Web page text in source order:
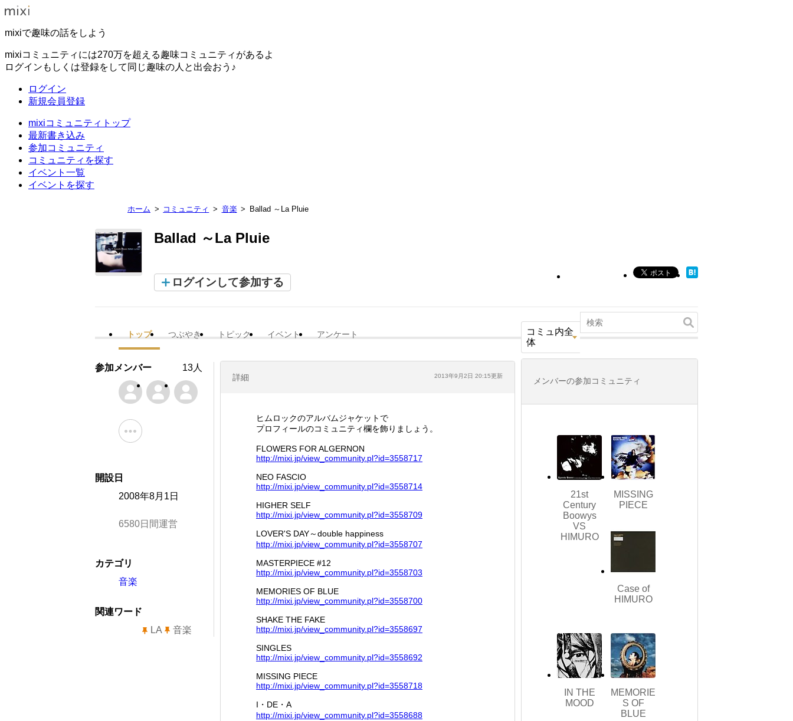
mixiで趣味の話をしよう
mixiコミュニティには270万を超える趣味コミュニティがあるよ
ログインもしくは登録をして同じ趣味の人と出会おう♪
ログイン
新規会員登録
mixiコミュニティトップ
最新書き込み
参加コミュニティ
コミュニティを探す
イベント一覧
イベントを探す
ホーム コミュニティ 音楽 Ballad ～La Pluie
Ballad ～La Pluie
ログインして参加する
トップ つぶやき トピック イベント アンケート
コミュ内全
体
詳細 2013年9月2日 20:15更新
ヒムロックのアルバムジャケットで
プロフィールのコミュニティ欄を飾りましょう。
FLOWERS FOR ALGERNON
http://mixi.jp/view_community.pl?id=3558717
NEO FASCIO
http://mixi.jp/view_community.pl?id=3558714
HIGHER SELF
http://mixi.jp/view_community.pl?id=3558709
LOVER'S DAY～double happiness
http://mixi.jp/view_community.pl?id=3558707
MASTERPIECE #12
http://mixi.jp/view_community.pl?id=3558703
MEMORIES OF BLUE
http://mixi.jp/view_community.pl?id=3558700
SHAKE THE FAKE
http://mixi.jp/view_community.pl?id=3558697
SINGLES
http://mixi.jp/view_community.pl?id=3558692
MISSING PIECE
http://mixi.jp/view_community.pl?id=3558718
I・DE・A
http://mixi.jp/view_community.pl?id=3558688
参加メンバー 13人
開設日
2008年8月1日
6580日間運営
カテゴリ
音楽
関連ワード
LA
音楽
メンバーの参加コミュニティ
21st
Century
Boowys
VS
HIMURO
MISSING
PIECE
Case of
HIMURO
IN THE
MOOD
MEMORIE
S OF
BLUE